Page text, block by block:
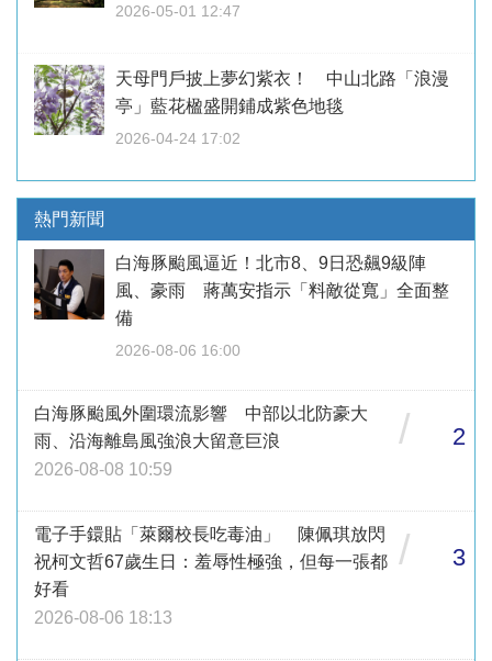
2026-05-01 12:47
天母門戶披上夢幻紫衣！ 中山北路「浪漫
亭」藍花楹盛開鋪成紫色地毯
2026-04-24 17:02
熱門新聞
白海豚颱風逼近！北市8、9日恐飆9級陣
風、豪雨 蔣萬安指示「料敵從寬」全面整
備
2026-08-06 16:00
白海豚颱風外圍環流影響 中部以北防豪大
雨、沿海離島風強浪大留意巨浪
2026-08-08 10:59
/ 2
電子手鐶貼「萊爾校長吃毒油」 陳佩琪放閃
祝柯文哲67歲生日：羞辱性極強，但每一張都
好看
2026-08-06 18:13
/ 3